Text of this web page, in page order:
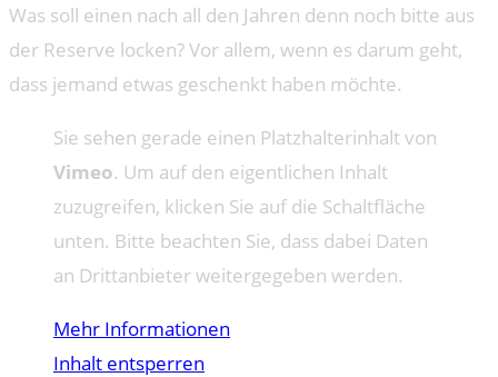
Was soll einen nach all den Jahren denn noch bitte aus
der Reserve locken? Vor allem, wenn es darum geht,
dass jemand etwas geschenkt haben möchte.
Sie sehen gerade einen Platzhalterinhalt von
Vimeo. Um auf den eigentlichen Inhalt
zuzugreifen, klicken Sie auf die Schaltfläche
unten. Bitte beachten Sie, dass dabei Daten
an Drittanbieter weitergegeben werden.
Mehr Informationen
Inhalt entsperren